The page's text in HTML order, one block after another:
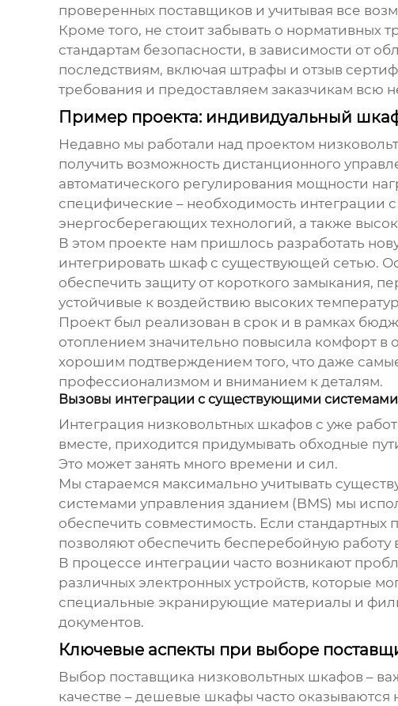
проверенных поставщиков и учитывая все
Кроме того, не стоит забывать о нормативных
стандартам безопасности, в зависимости от
последствиям, включая штрафы и отзыв
требования и предоставляем заказчикам всю
Пример проекта: индивидуальный
Недавно мы работали над проектом
получить возможность дистанционного
автоматического регулирования мощности
специфические – необходимость интеграции
энергосберегающих технологий, а также
В этом проекте нам пришлось разработать
интегрировать шкаф с существующей сетью.
обеспечить защиту от короткого замыкания,
устойчивые к воздействию высоких
Проект был реализован в срок и в рамках
отоплением значительно повысила комфорт в
хорошим подтверждением того, что даже
профессионализмом и вниманием к деталям.
Вызовы интеграции с существующими системами
Интеграция низковольтных шкафовс уже
вместе, приходится придумывать обходные
Это может занять много времени и сил.
Мы стараемся максимально учитывать
системами управления зданием (BMS) мы
обеспечить совместимость. Если
позволяют обеспечить бесперебойную работу
В процессе интеграции часто возникают
различных электронных устройств, которые
специальные экранирующие материалы и
документов.
Ключевые аспекты при выборе
Выбор поставщика низковольтных шкафов–
качестве – дешевые шкафы часто